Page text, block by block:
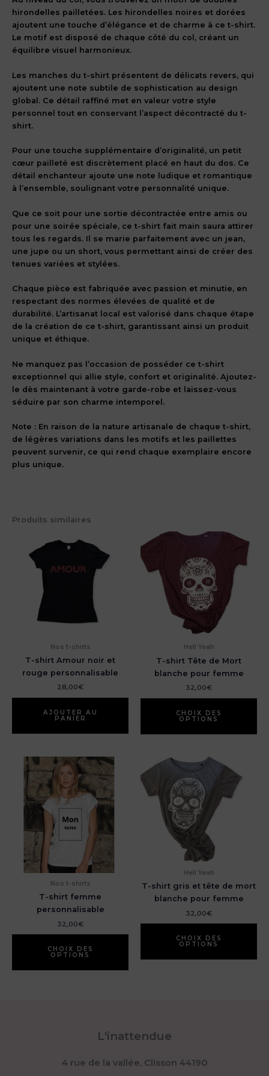
hirondelles pailletées. Les hirondelles noires et dorées
ajoutent une touche d’élégance et de charme à ce t-shirt.
Le motif est disposé de chaque côté du col, créant un
équilibre visuel harmonieux.
Les manches du t-shirt présentent de délicats revers, qui
ajoutent une note subtile de sophistication au design
global. Ce détail raffiné met en valeur votre style
personnel tout en conservant l’aspect décontracté du t-
shirt.
Pour une touche supplémentaire d’originalité, un petit
cœur pailleté est discrètement placé en haut du dos. Ce
détail enchanteur ajoute une note ludique et romantique
à l’ensemble, soulignant votre personnalité unique.
Que ce soit pour une sortie décontractée entre amis ou
pour une soirée spéciale, ce t-shirt fait main saura attirer
tous les regards. Il se marie parfaitement avec un jean,
une jupe ou un short, vous permettant ainsi de créer des
tenues variées et stylées.
Chaque pièce est fabriquée avec passion et minutie, en
respectant des normes élevées de qualité et de
durabilité. L’artisanat local est valorisé dans chaque étape
de la création de ce t-shirt, garantissant ainsi un produit
unique et éthique.
Ne manquez pas l’occasion de posséder ce t-shirt
exceptionnel qui allie style, confort et originalité. Ajoutez-
le dès maintenant à votre garde-robe et laissez-vous
séduire par son charme intemporel.
Note : En raison de la nature artisanale de chaque t-shirt,
de légères variations dans les motifs et les paillettes
peuvent survenir, ce qui rend chaque exemplaire encore
plus unique.
Produits similaires
Nos t-shirts
T-shirt Amour noir et
rouge personnalisable
28,00€
AJOUTER AU
PANIER
Hell Yeah
T-shirt Tête de Mort
blanche pour femme
32,00€
CHOIX DES
OPTIONS
produit
a
plusieurs
variations.
Les
options
peuvent
être
choisies
sur
la
page
Nos t-shirts
T-shirt femme
personnalisable
32,00€
CHOIX DES
OPTIONS
variations.
peuvent
Hell Yeah
T-shirt gris et tête de mort
blanche pour femme
32,00€
CHOIX DES
OPTIONS
L'inattendue
4 rue de la vallée, Clisson 44190